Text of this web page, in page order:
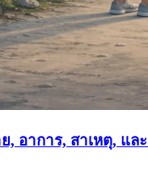
, อาการ, สาเหตุ, แ